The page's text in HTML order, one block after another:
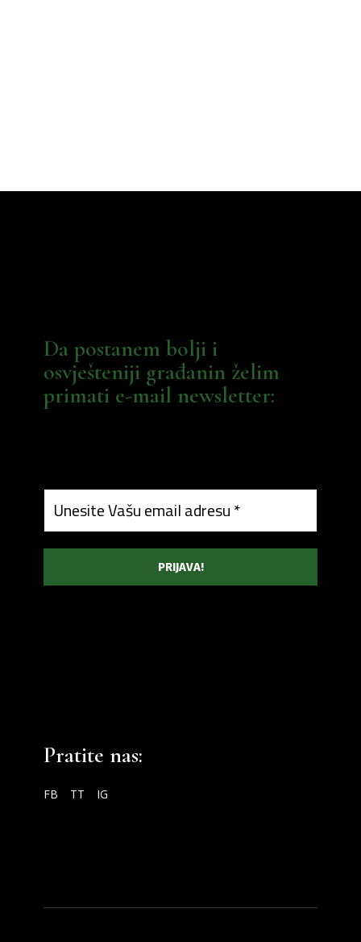
Da postanem bolji i
osvješteniji građanin želim
primati e-mail newsletter:
Pratite nas:
FB TT IG